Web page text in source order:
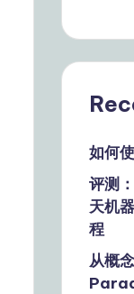
如何
评测
天机
程
从概